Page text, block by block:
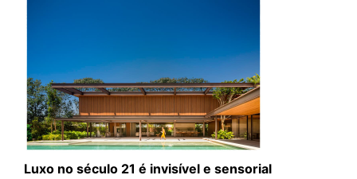
Luxo no século 21 é invisível e sensorial